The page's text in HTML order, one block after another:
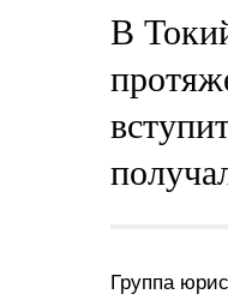
В
Группа